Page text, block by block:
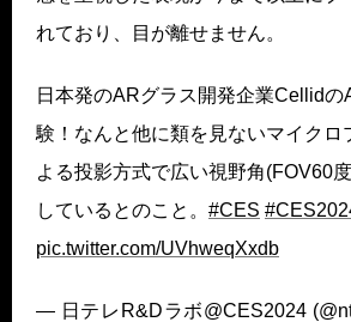
れており、目が離せません。
日本発のARグラス開発企業Cellidの
験！なんと他に類を見ないマイクロ
よる投影方式で広い視野角(FOV60
しているとのこと。 #CES
pic.twitter.com/UVhweqXxdb
— 日テレR&Dラボ@CES2024